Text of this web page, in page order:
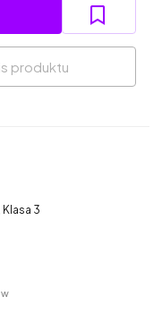
produktu
Klasa 3